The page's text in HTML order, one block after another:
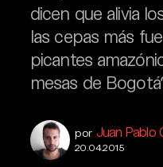
dicen que alivia
las cepas más
picantes
mesas de
por Juan Pablo
20.04.2015